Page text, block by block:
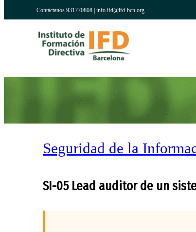
Contáctanos 931770808 |info.ifd@ifd-bcn.org
Seguridad de la
SI-05 Lead auditor de un